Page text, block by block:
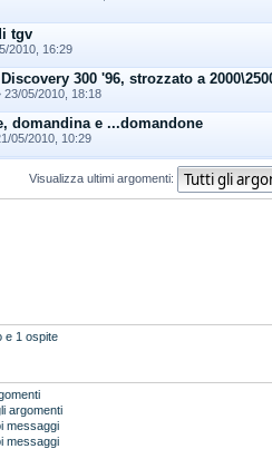
tgv
2010, 16:29
300 '96, strozzato a
23/05/2010, 18:18
domandina e ...domandone
05/2010, 10:29
Visualizza ultimi argomenti:
e 1 ospite
argomenti
messaggi
messaggi